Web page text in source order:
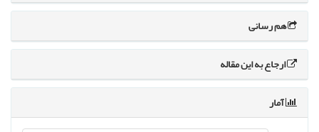
هم رسانی
ارجاع به این مقاله
آمار